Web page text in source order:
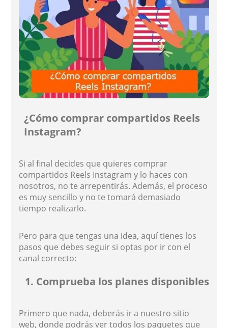
¿Cómo comprar compartidos Reels
Instagram?
Si al final decides que quieres comprar
compartidos Reels Instagram y lo haces con
nosotros, no te arrepentirás. Además, el proceso
es muy sencillo y no te tomará demasiado
tiempo realizarlo.
Pero para que tengas una idea, aquí tienes los
pasos que debes seguir si optas por ir con el
canal correcto:
1. Comprueba los planes disponibles
Primero que nada, deberás ir a nuestro sitio
web, donde podrás ver todos los paquetes que